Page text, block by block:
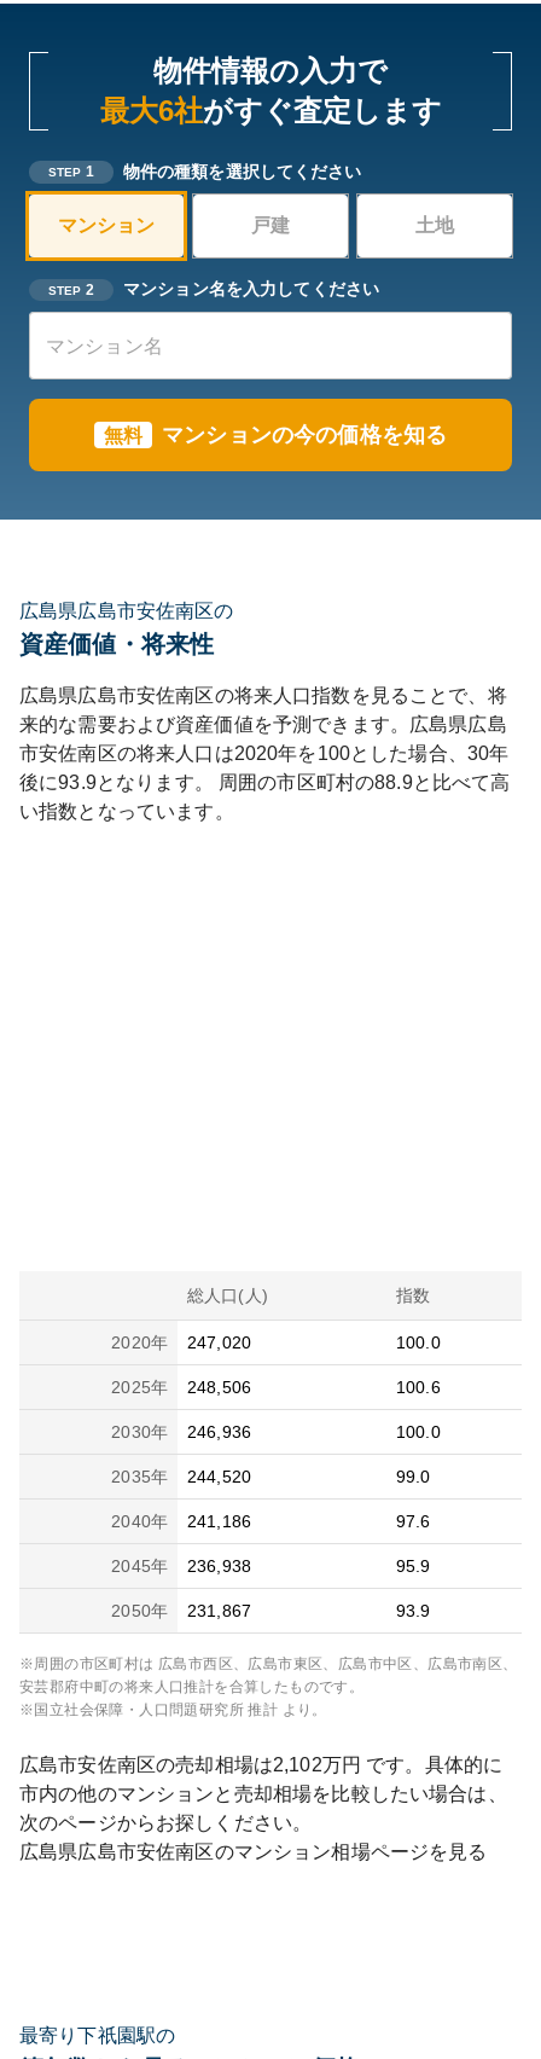
物件情報の入力で
最大6社がすぐ査定します
STEP 1 物件の種類を選択してください
マンション 戸建 土地
STEP 2 マンション名を入力してください
無料 マンションの今の価格を知る
広島県広島市安佐南区の
資産価値・将来性
広島県広島市安佐南区の将来人口指数を見ることで、将
来的な需要および資産価値を予測できます。
広島県広島
市安佐南区の将来人口は2020年を100とした場合、30年
後に93.9となります。 周囲の市区町村の88.9と比べて高
い指数となっています。
総人口(人) 指数
2020年 247,020 100.0
2025年 248,506 100.6
2030年 246,936 100.0
2035年 244,520 99.0
2040年 241,186 97.6
2045年 236,938 95.9
2050年 231,867 93.9
※周囲の市区町村は 広島市西区、広島市東区、広島市中区、広島市南区、
安芸郡府中町の将来人口推計を合算したものです。
※国立社会保障・人口問題研究所 推計 より。
広島市安佐南区の売却相場は2,102万円 です。具体的に
市内の他のマンションと売却相場を比較したい場合は、
次のページからお探しください。
広島県広島市安佐南区のマンション相場ページを見る
最寄り下祇園駅の